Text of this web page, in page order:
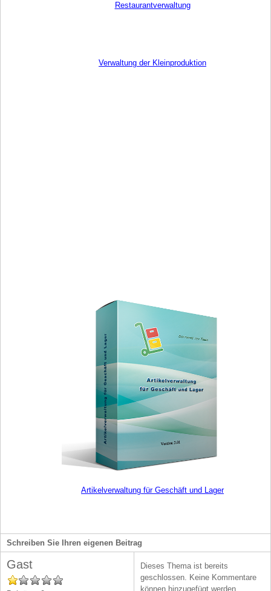
Restaurantverwaltung
Artikelverwaltung für Geschäft und Lager
Schreiben Sie Ihren eigenen Beitrag
Gast
Dieses Thema ist bereits
geschlossen. Keine Kommentare
können hinzugefügt werden.